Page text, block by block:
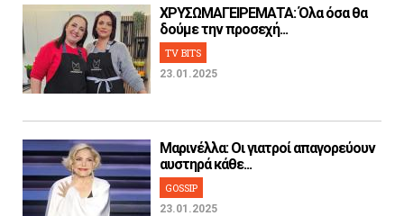
ΧΡΥΣΩΜΑΓΕΙΡΕΜΑΤΑ: Όλα όσα θα
δούμε την προσεχή...
TV BITS
23.01.2025
Μαρινέλλα: Οι γιατροί απαγορεύουν
αυστηρά κάθε...
GOSSIP
23.01.2025